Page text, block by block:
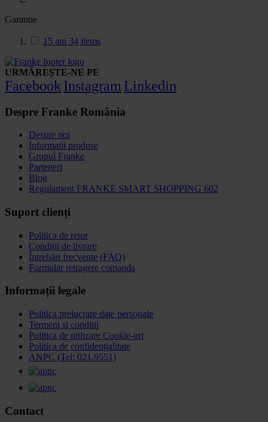
Garanție
15 ani 34 items
URMĂREȘTE-NE PE
Facebook Instagram Linkedin
Despre Franke România
Despre noi
Informatii produse
Grupul Franke
Parteneri
Blog
Regulament FRANKE SMART SHOPPING 602
Suport clienți
Politica de retur
Condiții de livrare
Întrebări frecvente (FAQ)
Formular retragere comanda
Informații legale
Politica prelucrare date personale
Termeni si conditii
Politica de utilizare Cookie-uri
Politica de confidențialitate
ANPC (Tel: 021.9551)
Contact